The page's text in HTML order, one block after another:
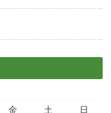
金 土
日